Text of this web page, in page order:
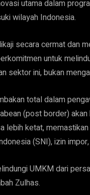
utama dalam
wilayah Indonesia.
secara cermat dan
untuk
sektor ini, bukan
total dalam
(post border)
lebih ketat,
(SNI), izin
UMKM dari
Zulhas.